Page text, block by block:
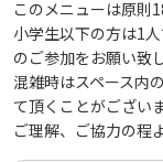
このメニューは原則
小学生以下の方は1
のご参加をお願い致
混雑時はスペース内
て頂くことがございま
ご理解、ご協力の程